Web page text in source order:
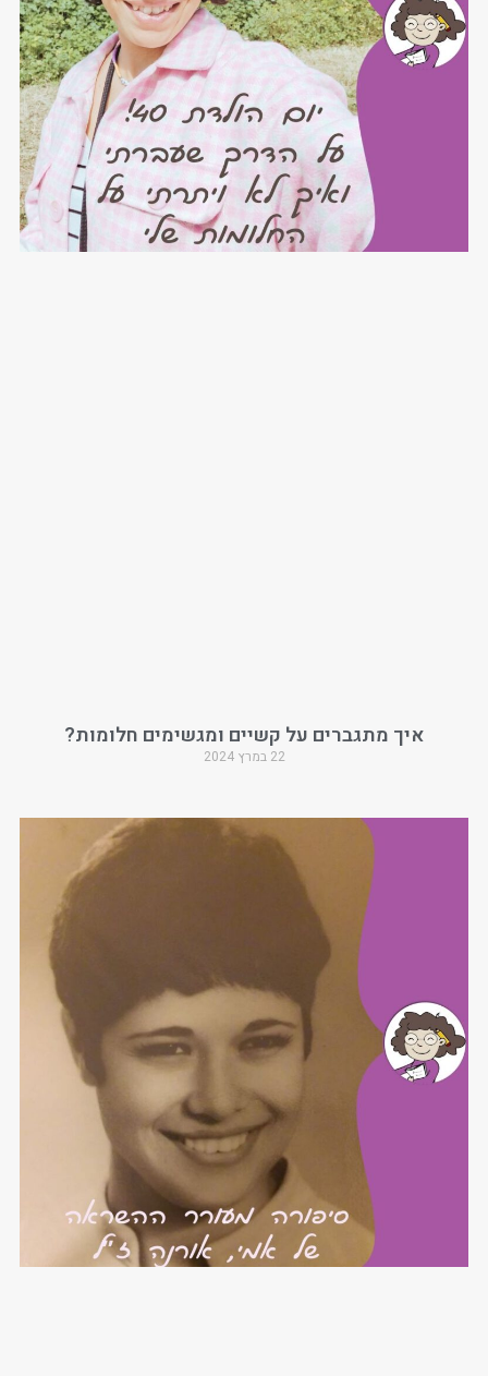
איך מתגברים על קשיים ומגשימים חלומות?
22 במרץ 2024